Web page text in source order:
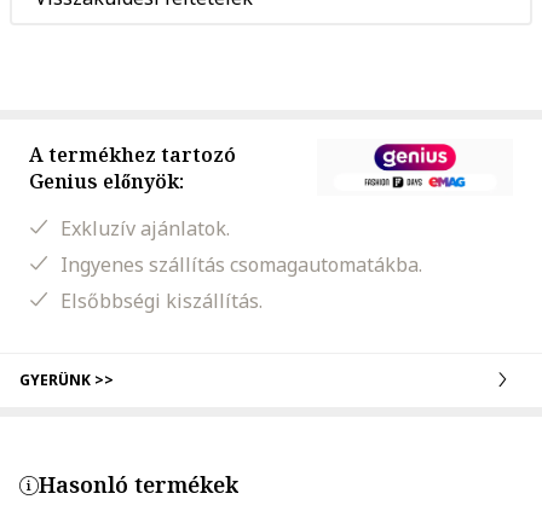
A termékhez tartozó
Genius előnyök:
Exkluzív ajánlatok.
Ingyenes szállítás csomagautomatákba.
Elsőbbségi kiszállítás.
GYERÜNK >>
Hasonló termékek